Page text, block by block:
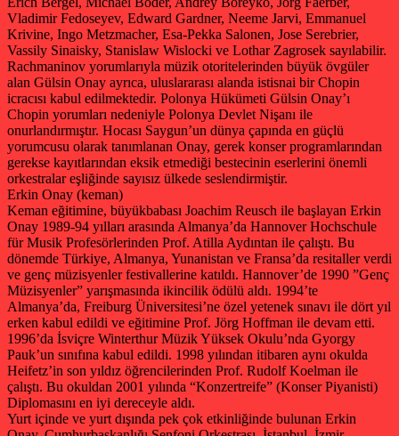
Vladimir Fedoseyev, Edward Gardner, Neeme Jarvi, Emmanuel
Krivine, Ingo Metzmacher, Esa-Pekka Salonen, Jose Serebrier,
Vassily Sinaisky, Stanislaw Wislocki ve Lothar Zagrosek sayılabilir.
Rachmaninov yorumlarıyla müzik otoritelerinden büyük övgüler
alan Gülsin Onay ayrıca, uluslararası alanda istisnai bir Chopin
icracısı kabul edilmektedir. Polonya Hükümeti Gülsin Onay’ı
Chopin yorumları nedeniyle Polonya Devlet Nişanı ile
onurlandırmıştır. Hocası Saygun’un dünya çapında en güçlü
yorumcusu olarak tanımlanan Onay, gerek konser programlarından
gerekse kayıtlarından eksik etmediği bestecinin eserlerini önemli
orkestralar eşliğinde sayısız ülkede seslendirmiştir.
Erkin Onay (keman)
Keman eğitimine, büyükbabası Joachim Reusch ile başlayan Erkin
Onay 1989-94 yılları arasında Almanya’da Hannover Hochschule
für Musik Profesörlerinden Prof. Atilla Aydıntan ile çalıştı. Bu
dönemde Türkiye, Almanya, Yunanistan ve Fransa’da resitaller verdi
ve genç müzisyenler festivallerine katıldı. Hannover’de 1990 ”Genç
Müzisyenler” yarışmasında ikincilik ödülü aldı. 1994’te
Almanya’da, Freiburg Üniversitesi’ne özel yetenek sınavı ile dört yıl
erken kabul edildi ve eğitimine Prof. Jörg Hoffman ile devam etti.
1996’da İsviçre Winterthur Müzik Yüksek Okulu’nda Gyorgy
Pauk’un sınıfına kabul edildi. 1998 yılından itibaren aynı okulda
Heifetz’in son yıldız öğrencilerinden Prof. Rudolf Koelman ile
çalıştı. Bu okuldan 2001 yılında “Konzertreife” (Konser Piyanisti)
Diplomasını en iyi dereceyle aldı.
Yurt içinde ve yurt dışında pek çok etkinliğinde bulunan Erkin